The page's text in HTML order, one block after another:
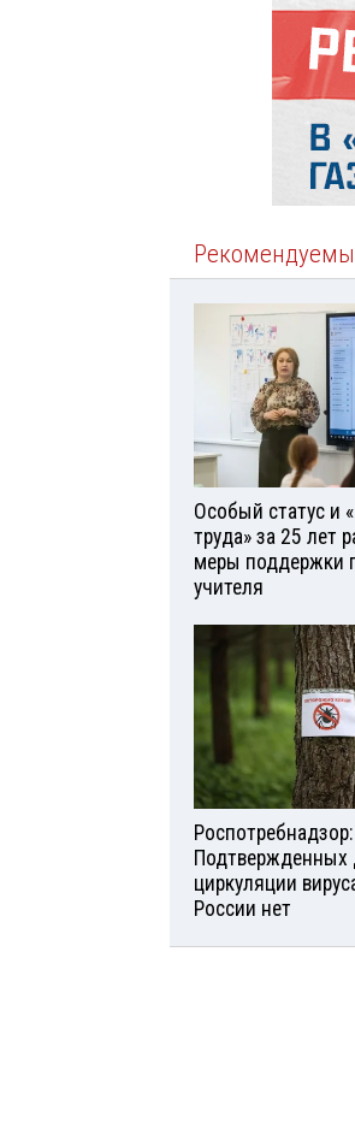
Особый статус и
труда» за 25 лет
меры поддержки
учителя
Роспотребнадзор:
Подтвержденных
циркуляции
России нет